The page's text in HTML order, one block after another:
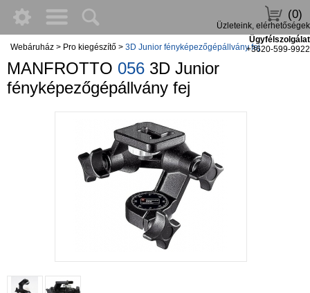
(0)
Üzleteink, elérhetőségek
Ügyfélszolgálat
+3620-599-9922
Webáruház > Pro kiegészítő > 3D Junior fényképezőgépállvány fej
MANFROTTO 056 3D Junior
fényképezőgépállvány fej